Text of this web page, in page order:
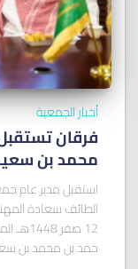
أخبار الجمعية
فرقان
ﻣﺤﻤﺪ ﺑﻦ
استقبل مدير عام
الطائف سعادة
حمد بن محمد بن